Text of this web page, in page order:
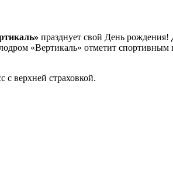
празднует свой День рождения!
«Вертикаль» отметит спортивным
с верхней страховкой.